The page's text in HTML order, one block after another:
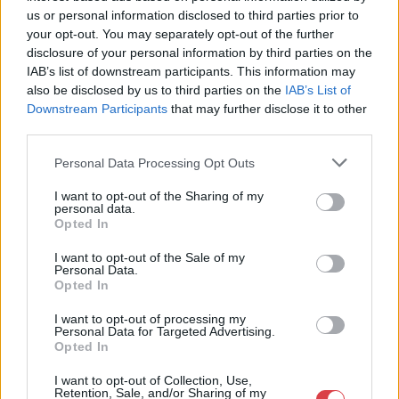
us or personal information disclosed to third parties prior to
your opt-out. You may separately opt-out of the further
disclosure of your personal information by third parties on the
IAB’s list of downstream participants. This information may
also be disclosed by us to third parties on the IAB’s List of
Downstream Participants that may further disclose it to other
Personal Data Processing Opt Outs
I want to opt-out of the Sharing of my
personal data.
Opted In
I want to opt-out of the Sale of my
Personal Data.
Opted In
I want to opt-out of processing my
Personal Data for Targeted Advertising.
Opted In
I want to opt-out of Collection, Use,
Retention, Sale, and/or Sharing of my
16699. tétel:
1938 Szűcs és Márkus,
gyapjúszövet és
mosóárú
különlegességének
értesítője. Kézzel
rajzolt plakátterv.
Tamási jelzéssel. +
nyomata, a cégtulaj,
1938 Szűcs és Márkus,
selyem és gyapjúszövet és
mosóárú
különlegességének
értesítője. Kézzel rajzolt
Kikiáltási ár:16 000Ft
16690. tétel:
(filmplakát, rácsplakát).
Tolnay Klári, Hajmássy
és mások
szereplésével. Vaszary
Viktor. Litográfia, papír.
Az ördög nem alszik, 1941.
Moziplakát (filmplakát,
Hajmássy Miklós, Csortos
Gyula és mások
Kikiáltási ár: 60 000Ft